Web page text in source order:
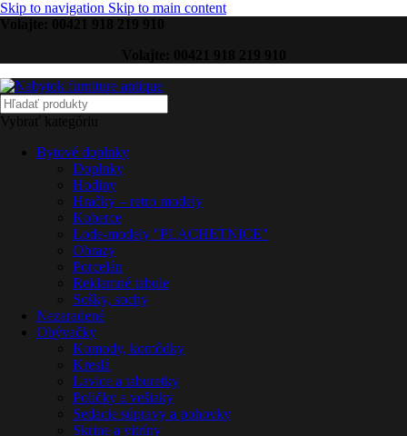
Skip to navigation Skip to main content
Vybrať kategóriu
Bytové doplnky
Doplnky
Hodiny
Hračky – retro modely
Koberce
Lode-modely "PLACHETNICE"
Obrazy
Porcelán
Reklamné tabule
Sošky, sochy
Nezaradené
Obývačky
Komody, komôdky
Kreslá
Lavice a taburetky
Poličky a vešiaky
Sedacie súpravy a pohovky
Skrine a vitríny